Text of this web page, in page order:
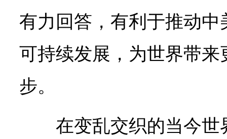
有力回答，有利于推动
可持续发展，为世界带
步。
在变乱交织的当今